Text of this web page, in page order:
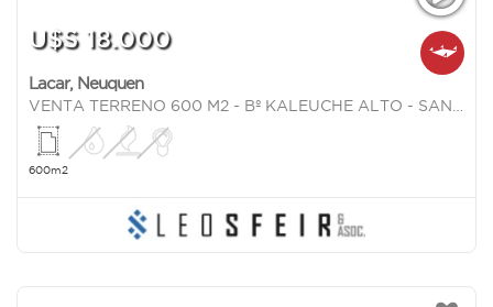
U$S 18.000
Lacar, Neuquen
VENTA TERRENO 600 M2 - Bº KALEUCHE ALTO - SAN MARTIN DE LOS ANDES
600m2